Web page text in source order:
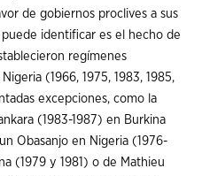
de gobiernos proclives a sus
identificar es el hecho de
regímenes
(1966, 1975, 1983, 1985,
excepciones, como la
(1983-1987) en Burkina
Obasanjo en Nigeria (1976-
(1979 y 1981) o de Mathieu